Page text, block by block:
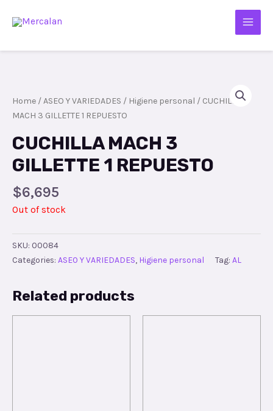
Home /ASEO Y VARIEDADES / Higiene personal / CUCHILLA
MACH 3 GILLETTE 1 REPUESTO
CUCHILLA MACH 3
GILLETTE 1 REPUESTO
$6,695
Out of stock
SKU: 00084
Categories: ASEO Y VARIEDADES, Higiene personal Tag: AL
Related products